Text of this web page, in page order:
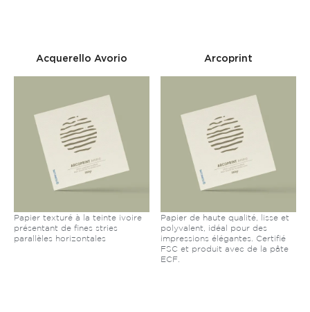
Acquerello Avorio
Papier texturé à la teinte ivoire
présentant de fines stries
parallèles horizontales
Arcoprint
Papier de haute qualité, lisse et
polyvalent, idéal pour des
impressions élégantes. Certifié
FSC et produit avec de la pâte
ECF.